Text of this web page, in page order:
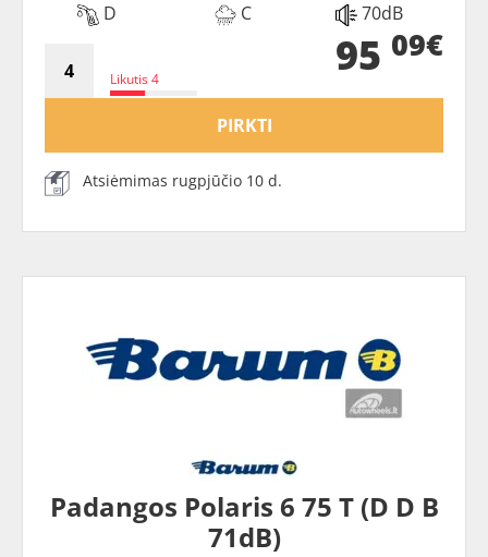
D
C 70dB
Likutis 4 95 09€
PIRKTI
Atsiėmimas rugpjūčio 10 d.
Padangos Polaris 6 75 T (D D B
71dB)